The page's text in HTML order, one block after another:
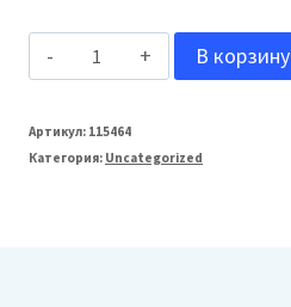
Количество
Grand
Line
В корзину
Артикул: 115464
Категория: Uncategorized